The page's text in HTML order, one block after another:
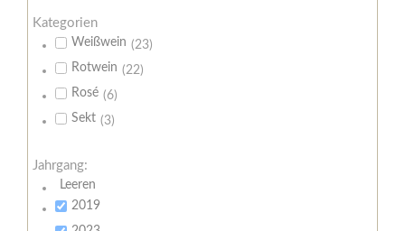
Kategorien
Weißwein (23)
Rotwein (22)
Rosé (6)
Sekt (3)
Jahrgang:
Leeren
2019